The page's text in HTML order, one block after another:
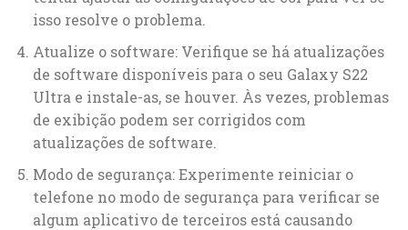
isso resolve o problema.
Atualize o software: Verifique se há atualizações
de software disponíveis para o seu Galaxy S22
Ultra e instale-as, se houver. Às vezes, problemas
de exibição podem ser corrigidos com
atualizações de software.
Modo de segurança: Experimente reiniciar o
telefone no modo de segurança para verificar se
algum aplicativo de terceiros está causando